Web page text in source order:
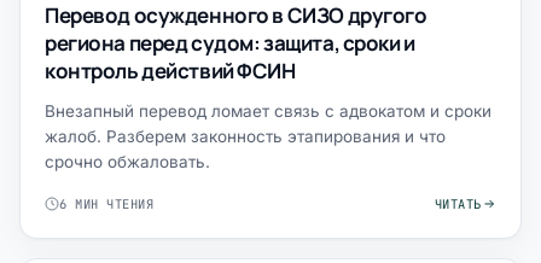
Перевод осужденного в СИЗО другого
региона перед судом: защита, сроки и
контроль действий ФСИН
Внезапный перевод ломает связь с адвокатом и сроки
жалоб. Разберем законность этапирования и что
срочно обжаловать.
6 МИН ЧТЕНИЯ ЧИТАТЬ